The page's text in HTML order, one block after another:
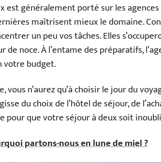
est généralement porté sur les
maîtrisent mieux le domaine.
un peu vos tâches. Elles
de noce. À l’entame des préparatifs,
votre budget.
n’aurez qu’à choisir le jour du
du choix de l’hôtel de séjour, de
pour que votre séjour à deux soit
partons-nous en lune de miel ?